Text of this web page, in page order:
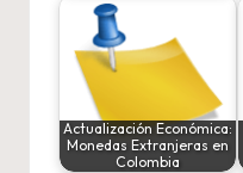
Actualización Económica:
Monedas Extranjeras en
Colombia